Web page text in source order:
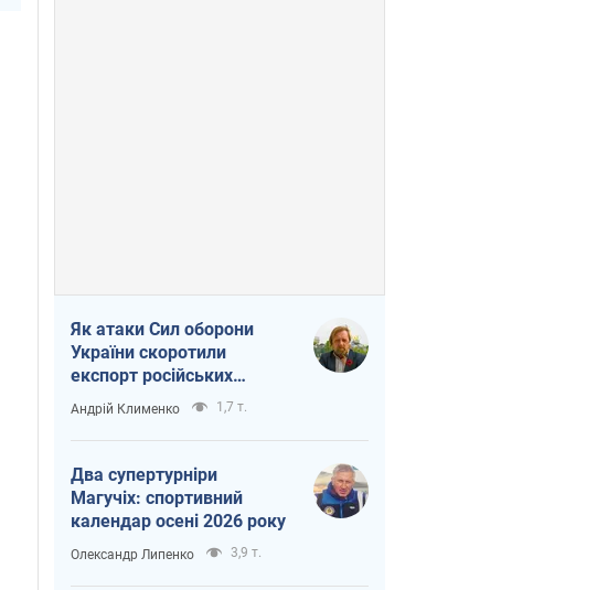
Як атаки Сил оборони
України скоротили
експорт російських
нафтопродуктів
Андрій Клименко 1,7 т.
Два супертурніри
Магучіх: спортивний
календар осені 2026 року
Олександр Липенко 3,9 т.